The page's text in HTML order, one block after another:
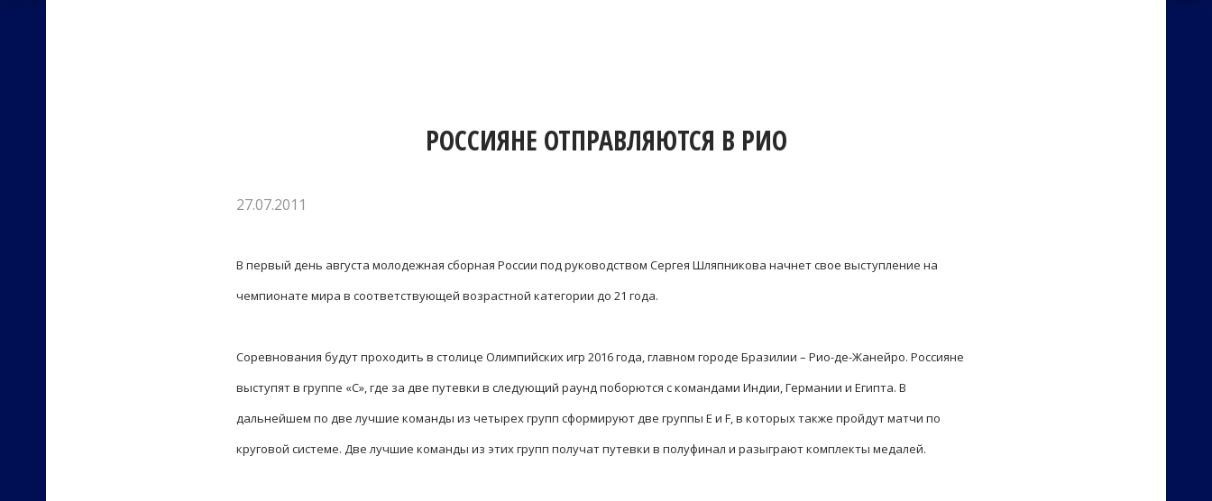
РОССИЯНЕ ОТПРАВЛЯЮТСЯ В РИО
27.07.2011
В первый день августа молодежная сборная России под руководством Сергея Шляпникова начнет свое выступление на
чемпионате мира в соответствующей возрастной категории до 21 года.
Соревнования будут проходить в столице Олимпийских игр 2016 года, главном городе Бразилии – Рио-де-Жанейро. Россияне
выступят в группе «С», где за две путевки в следующий раунд поборются с командами Индии, Германии и Египта. В
дальнейшем по две лучшие команды из четырех групп сформируют две группы E и F, в которых также пройдут матчи по
круговой системе. Две лучшие команды из этих групп получат путевки в полуфинал и разыграют комплекты медалей.